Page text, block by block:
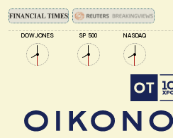
DOW JONES SP 500 NASDAQ